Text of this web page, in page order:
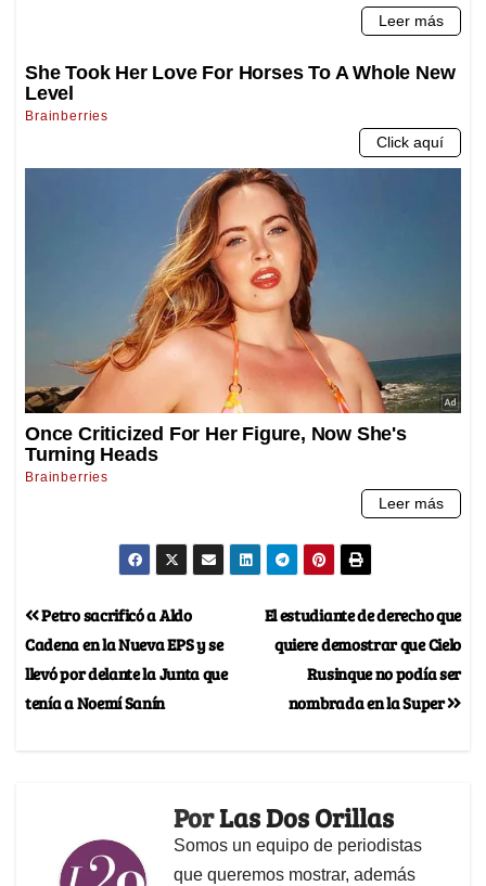
El estudiante de derecho que
quiere demostrar que Cielo
Rusinque no podía ser
nombrada en la Super
Petro sacrificó a Aldo
Cadena en la Nueva EPS y se
llevó por delante la Junta que
tenía a Noemí Sanín
PorLas Dos Orillas
Somos un equipo de periodistas
que queremos mostrar, además